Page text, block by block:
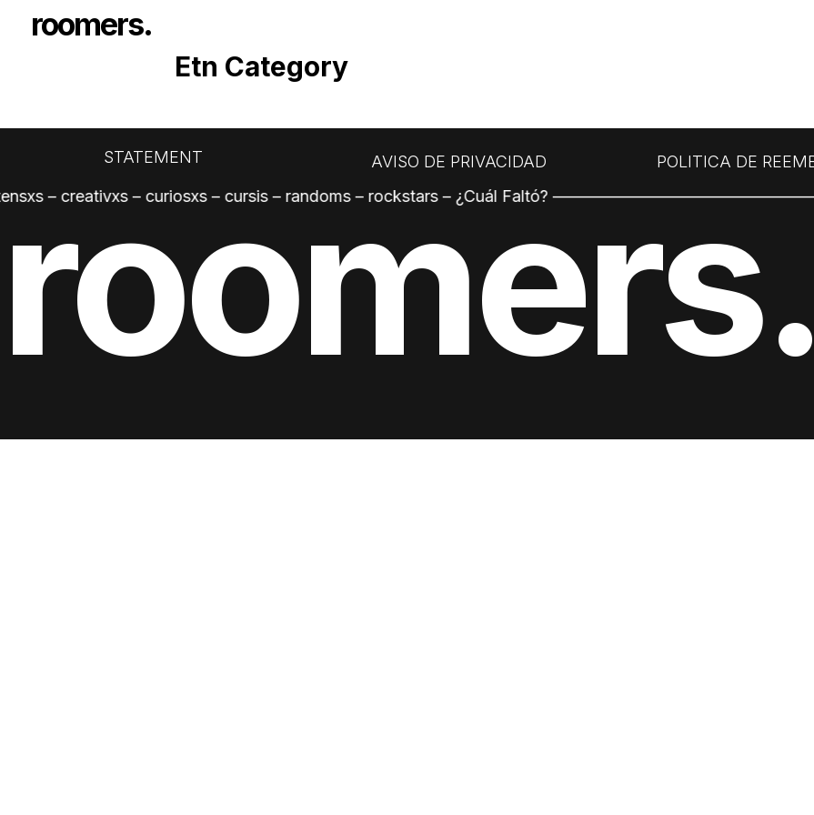
roomers.
Etn Category
STATEMENT AVISO DE PRIVACIDAD POLITICA DE
– creativxs – curiosxs – cursis – randoms – rockstars – ¿Cuál Faltó?